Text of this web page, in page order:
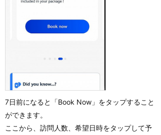
7日前になると「Book Now」をタップすること
ができます。
ここから、訪問人数、希望日時をタップして予